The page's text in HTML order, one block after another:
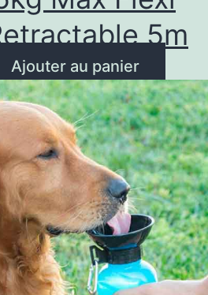
5m
Ajouter au panier